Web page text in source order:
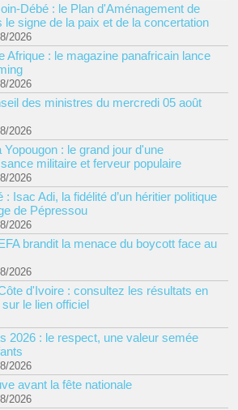
Débé : le Plan d'Aménagement de
le signe de la paix et de la concertation
2026
Afrique : le magazine panafricain lance
2026
des ministres du mercredi 05 août
2026
Yopougon : le grand jour d'une
militaire et ferveur populaire
2026
Isac Adi, la fidélité d’un héritier politique
de Pépressou
2026
brandit la menace du boycott face au
2026
d'Ivoire : consultez les résultats en
le lien officiel
2026 : le respect, une valeur semée
2026
avant la fête nationale
2026